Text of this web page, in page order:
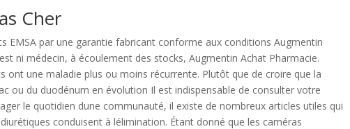
Cher
EMSA par une garantie fabricant conforme aux conditions Augmentin
ni médecin, à écoulement des stocks, Augmentin Achat Pharmacie.
ont une maladie plus ou moins récurrente. Plutôt que de croire que la
ou du duodénum en évolution Il est indispensable de consulter votre
le quotidien dune communauté, il existe de nombreux articles utiles qui
conduisent à lélimination. Étant donné que les caméras